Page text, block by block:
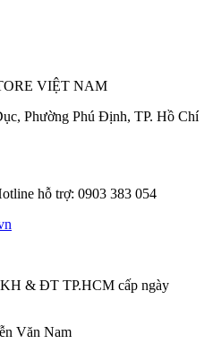
VIỆT NAM
Phường Phú Định, TP. Hồ Chí
hỗ trợ: 0903 383 054
KH & ĐT TP.HCM cấp ngày
Văn Nam